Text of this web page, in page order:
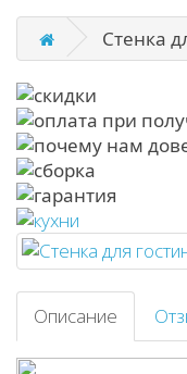
Стенка
Описание